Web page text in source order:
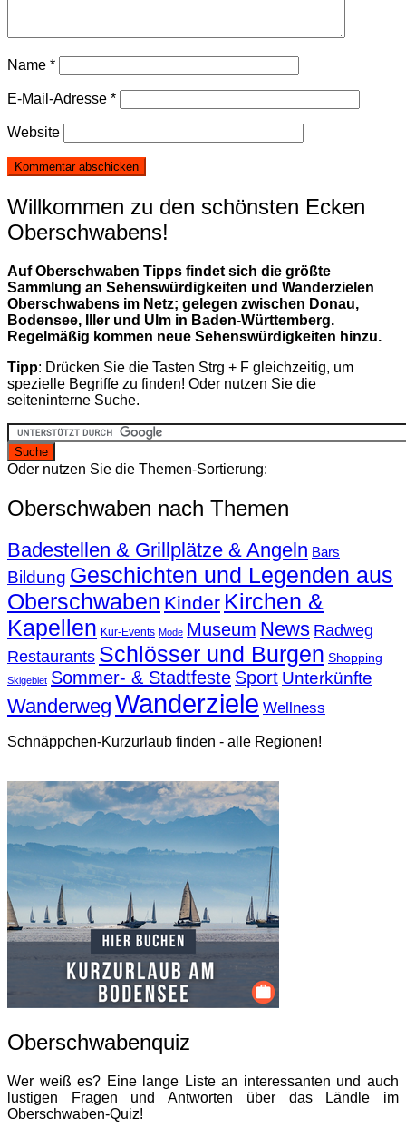
Name *
E-Mail-Adresse *
Website
Willkommen zu den schönsten Ecken
Oberschwabens!
Auf Oberschwaben Tipps findet sich die größte
Sammlung an Sehenswürdigkeiten und Wanderzielen
Oberschwabens im Netz; gelegen zwischen Donau,
Bodensee, Iller und Ulm in Baden-Württemberg.
Regelmäßig kommen neue Sehenswürdigkeiten hinzu.
Tipp: Drücken Sie die Tasten Strg + F gleichzeitig, um
spezielle Begriffe zu finden! Oder nutzen Sie die
seiteninterne Suche.
Oder nutzen Sie die Themen-Sortierung:
Oberschwaben nach Themen
Badestellen & Grillplätze & Angeln Bars
Bildung Geschichten und Legenden aus
Oberschwaben Kinder Kirchen &
Kapellen Kur-Events Mode Museum News Radweg
Restaurants Schlösser und Burgen Shopping
Skigebiet Sommer- & Stadtfeste Sport Unterkünfte
Wanderweg Wanderziele Wellness
Schnäppchen-Kurzurlaub finden - alle Regionen!
Oberschwabenquiz
Wer weiß es? Eine lange Liste an interessanten und auch
lustigen Fragen und Antworten über das Ländle im
Oberschwaben-Quiz!